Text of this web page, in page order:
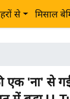
से मिसाल
'ना' से